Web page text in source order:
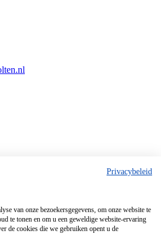
Privacybeleid
van onze bezoekersgegevens, om onze website te
te tonen en om u een geweldige website-ervaring
de cookies die we gebruiken opent u de